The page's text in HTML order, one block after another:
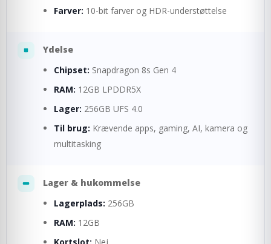
Farver: 10-bit farver og HDR-understøttelse
Ydelse
Chipset: Snapdragon 8s Gen 4
RAM: 12GB LPDDR5X
Lager: 256GB UFS 4.0
Til brug: Krævende apps, gaming, AI, kamera og
multitasking
Lager & hukommelse
Lagerplads: 256GB
RAM: 12GB
Kortslot: Nej